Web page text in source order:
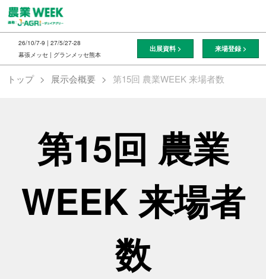
ス
キ
ッ
し
て
26/10/7-9 | 27/5/27-28
幕張メッセ | グランメッセ熊本
出展資料 > 来場登録 >
トップ 展示会概要 第15回 農業WEEK 来場者数
第15回 農業
WEEK 来場者
数